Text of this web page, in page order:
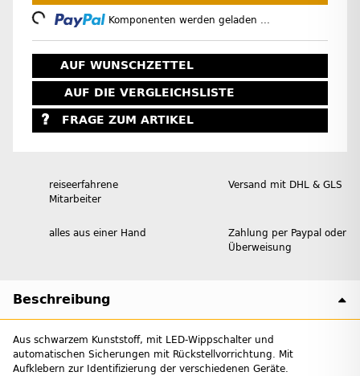
Komponenten werden geladen ...
AUF WUNSCHZETTEL
AUF DIE VERGLEICHSLISTE
FRAGE ZUM ARTIKEL
reiseerfahrene
Mitarbeiter
Versand mit DHL & GLS
alles aus einer Hand
Zahlung per Paypal oder
Überweisung
Beschreibung
Aus schwarzem Kunststoff, mit LED-Wippschalter und
automatischen Sicherungen mit Rückstellvorrichtung. Mit
Aufklebern zur Identifizierung der verschiedenen Geräte.